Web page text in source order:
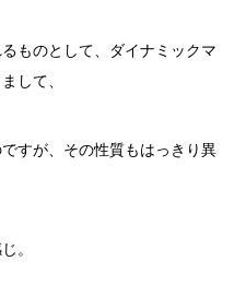
ものとして、ダイナミックマ
して、
すが、その性質もはっきり異
。